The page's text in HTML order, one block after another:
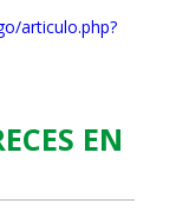
articulo.php?
EN